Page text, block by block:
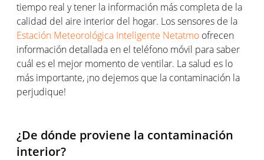
tiempo real y tener la información más completa de la
calidad del aire interior del hogar. Los sensores de la
Estación Meteorológica Inteligente Netatmo ofrecen
información detallada en el teléfono móvil para saber
cuál es el mejor momento de ventilar. La salud es lo
más importante, ¡no dejemos que la contaminación la
perjudique!
¿De dónde proviene la contaminación
interior?